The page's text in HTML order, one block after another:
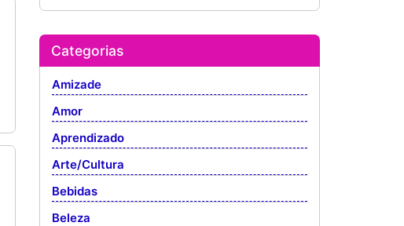
Categorias
Amizade
Amor
Aprendizado
Arte/Cultura
Bebidas
Beleza